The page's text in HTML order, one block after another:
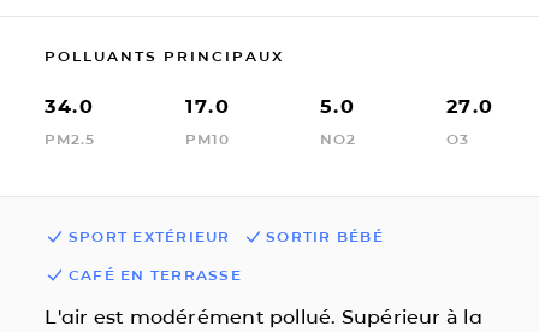
POLLUANTS PRINCIPAUX
34.0
PM2.5
17.0
PM10
5.0
NO2
27.0
O3
SPORT EXTÉRIEUR SORTIR BÉBÉ
CAFÉ EN TERRASSE
L'air est modérément pollué. Supérieur à la